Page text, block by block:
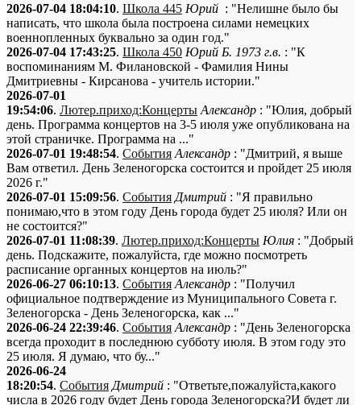
2026-07-04 18:04:10. Школа 445 Юрий : "Нелишне было бы
написать, что школа была построена силами немецких
военнопленных буквально за один год."
2026-07-04 17:43:25. Школа 450 Юрий Б. 1973 г.в. : "К
воспоминаниям М. Филановской - Фамилия Нины
Дмитриевны - Кирсанова - учитель истории."
2026-07-01
19:54:06. Лютер.приход:Концерты Александр : "Юлия, добрый
день. Программа концертов на 3-5 июля уже опубликована на
этой страничке. Программа на ..."
2026-07-01 19:48:54. События Александр : "Дмитрий, я выше
Вам ответил. День Зеленогорска состоится и пройдет 25 июля
2026 г."
2026-07-01 15:09:56. События Дмитрий : "Я правильно
понимаю,что в этом году День города будет 25 июля? Или он
не состоится?"
2026-07-01 11:08:39. Лютер.приход:Концерты Юлия : "Добрый
день. Подскажите, пожалуйста, где можно посмотреть
расписание органных концертов на июль?"
2026-06-27 06:10:13. События Александр : "Получил
официальное подтверждение из Муниципального Совета г.
Зеленогорска - День Зеленогорска, как ..."
2026-06-24 22:39:46. События Александр : "День Зеленогорска
всегда проходит в последнюю субботу июля. В этом году это
25 июля. Я думаю, что бу..."
2026-06-24
18:20:54. События Дмитрий : "Ответьте,пожалуйста,какого
числа в 2026 году будет День города Зеленогорска?И будет ли